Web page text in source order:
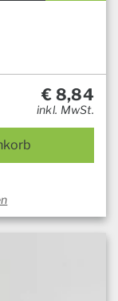
€ 8,84
inkl. MwSt.